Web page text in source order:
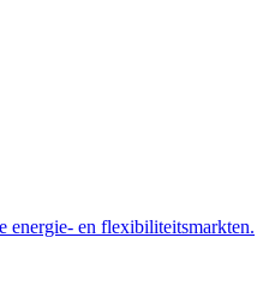
energie- en flexibiliteitsmarkten.